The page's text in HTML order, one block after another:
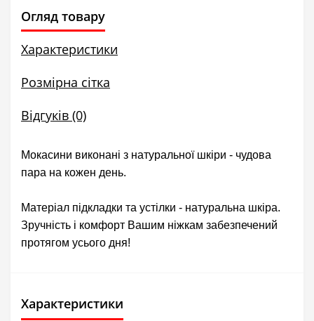
Огляд товару
Характеристики
Розмірна сітка
Відгуків (0)
Мокасини виконані з натуральної шкіри - чудова
пара на кожен день.
Матеріал підкладки та устілки - натуральна шкіра.
Зручність і комфорт Вашим ніжкам забезпечений
протягом усього дня!
Характеристики